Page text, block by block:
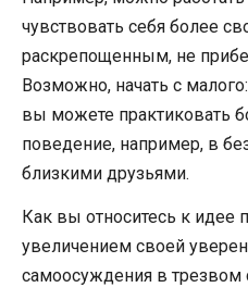
чувствовать себя более
раскрепощенным, не
Возможно, начать с
вы можете практиковать
поведение, например, в
близкими друзьями.
Как вы относитесь к идее
увеличением своей
самоосуждения в трезвом